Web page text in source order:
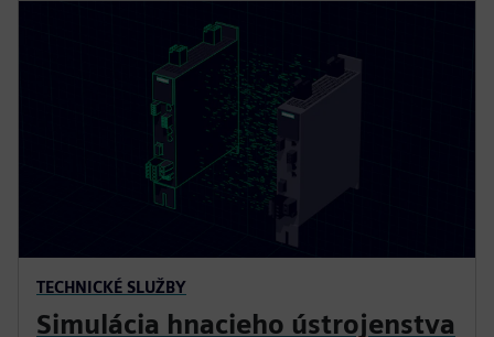
TECHNICKÉ SLUŽBY
Simulácia hnacieho ústrojenstva